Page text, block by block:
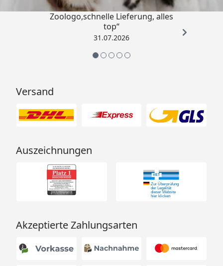
„Gute Erfahrung mit
Zoologo,schnelle Lieferung, alles
top“
31.07.2026
Versand
Auszeichnungen
Akzeptierte Zahlungsarten